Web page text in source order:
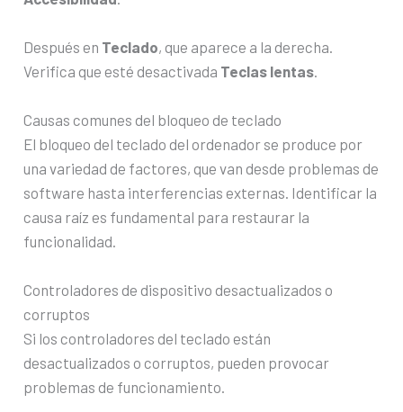
Después en Teclado, que aparece a la derecha.
Verifica que esté desactivada Teclas lentas.
Causas comunes del bloqueo de teclado
El bloqueo del teclado del ordenador se produce por
una variedad de factores, que van desde problemas de
software hasta interferencias externas. Identificar la
causa raíz es fundamental para restaurar la
funcionalidad.
Controladores de dispositivo desactualizados o
corruptos
Si los controladores del teclado están
desactualizados o corruptos, pueden provocar
problemas de funcionamiento.